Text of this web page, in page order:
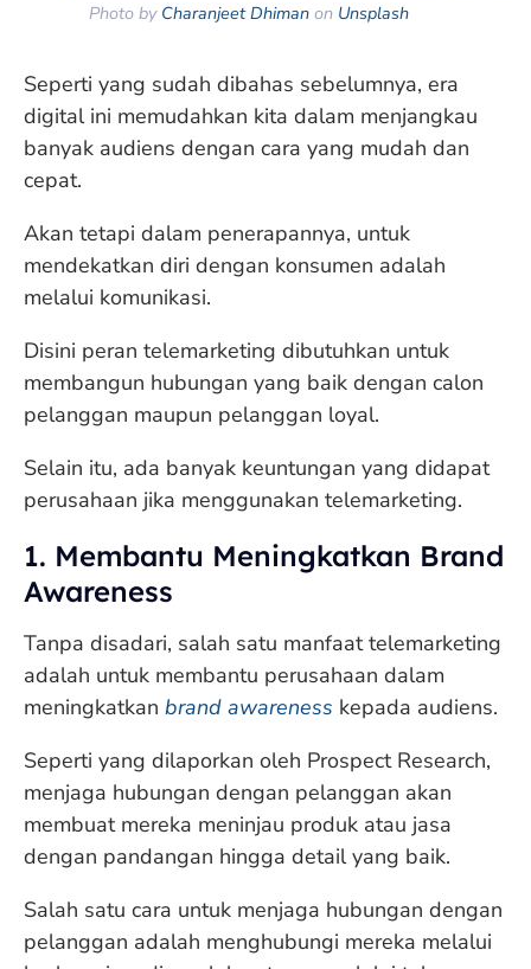
Photo by Charanjeet Dhiman on Unsplash
Seperti yang sudah dibahas sebelumnya, era
digital ini memudahkan kita dalam menjangkau
banyak audiens dengan cara yang mudah dan
cepat.
Akan tetapi dalam penerapannya, untuk
mendekatkan diri dengan konsumen adalah
melalui komunikasi.
Disini peran telemarketing dibutuhkan untuk
membangun hubungan yang baik dengan calon
pelanggan maupun pelanggan loyal.
Selain itu, ada banyak keuntungan yang didapat
perusahaan jika menggunakan telemarketing.
1. Membantu Meningkatkan Brand
Awareness
Tanpa disadari, salah satu manfaat telemarketing
adalah untuk membantu perusahaan dalam
meningkatkan brand awareness kepada audiens.
Seperti yang dilaporkan oleh Prospect Research,
menjaga hubungan dengan pelanggan akan
membuat mereka meninjau produk atau jasa
dengan pandangan hingga detail yang baik.
Salah satu cara untuk menjaga hubungan dengan
pelanggan adalah menghubungi mereka melalui